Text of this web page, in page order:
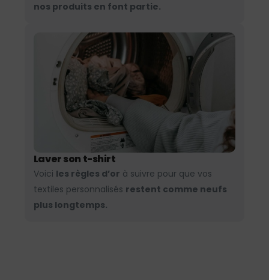
nos produits en font partie.
Laver son t-shirt
Voici les règles d’or à suivre pour que vos
textiles personnalisés restent comme neufs
plus longtemps.